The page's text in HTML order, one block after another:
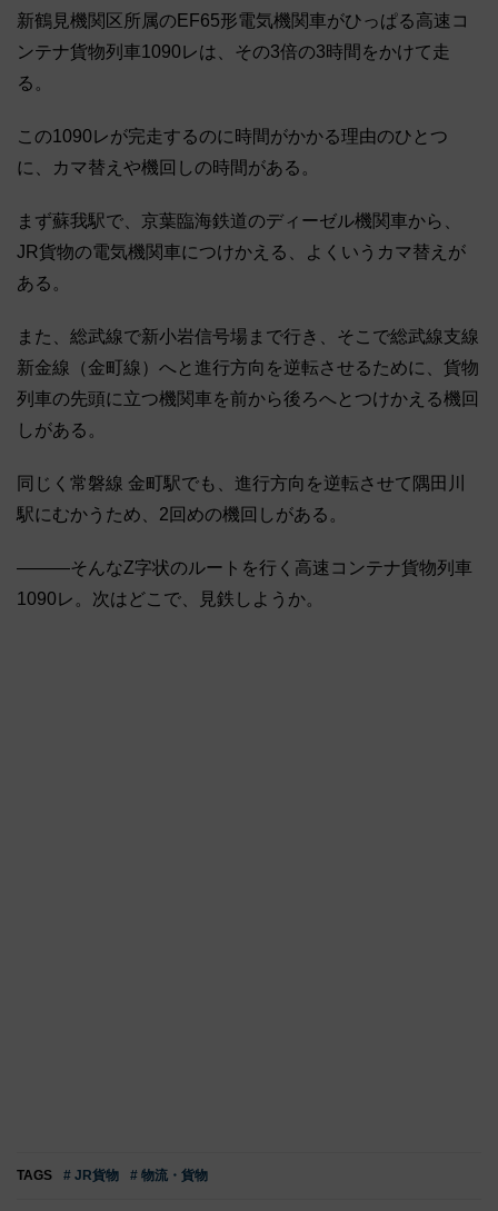
新鶴見機関区所属のEF65形電気機関車がひっぱる高速コ
ンテナ貨物列車1090レは、その3倍の3時間をかけて走
る。
この1090レが完走するのに時間がかかる理由のひとつ
に、カマ替えや機回しの時間がある。
まず蘇我駅で、京葉臨海鉄道のディーゼル機関車から、
JR貨物の電気機関車につけかえる、よくいうカマ替えが
ある。
また、総武線で新小岩信号場まで行き、そこで総武線支線
新金線（金町線）へと進行方向を逆転させるために、貨物
列車の先頭に立つ機関車を前から後ろへとつけかえる機回
しがある。
同じく常磐線 金町駅でも、進行方向を逆転させて隅田川
駅にむかうため、2回めの機回しがある。
―――そんなZ字状のルートを行く高速コンテナ貨物列車
1090レ。次はどこで、見鉄しようか。
TAGS # JR貨物 # 物流・貨物